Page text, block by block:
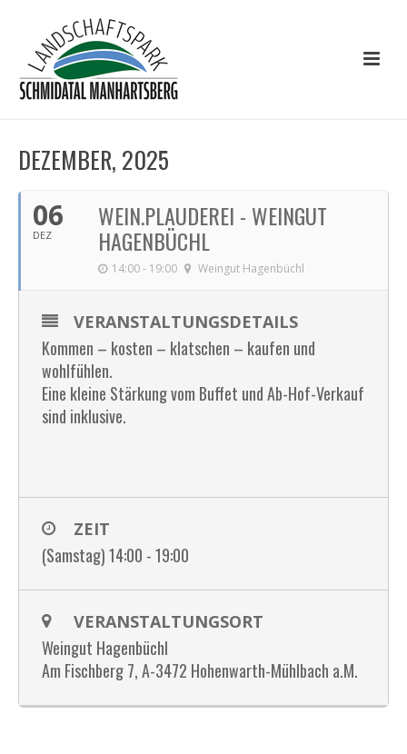
DEZEMBER, 2025
06
DEZ
WEIN.PLAUDEREI - WEINGUT
HAGENBÜCHL
14:00 - 19:00 Weingut Hagenbüchl
VERANSTALTUNGSDETAILS
Kommen – kosten – klatschen – kaufen und
wohlfühlen.
Eine kleine Stärkung vom Buffet und Ab-Hof-Verkauf
sind inklusive.
ZEIT
(Samstag) 14:00 - 19:00
VERANSTALTUNGSORT
Weingut Hagenbüchl
Am Fischberg 7, A-3472 Hohenwarth-Mühlbach a.M.